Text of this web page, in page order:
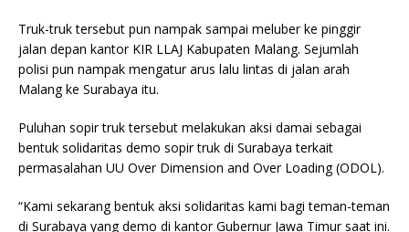
Truk-truk tersebut pun nampak sampai meluber ke pinggir
jalan depan kantor KIR LLAJ Kabupaten Malang. Sejumlah
polisi pun nampak mengatur arus lalu lintas di jalan arah
Malang ke Surabaya itu.
Puluhan sopir truk tersebut melakukan aksi damai sebagai
bentuk solidaritas demo sopir truk di Surabaya terkait
permasalahan UU Over Dimension and Over Loading (ODOL).
“Kami sekarang bentuk aksi solidaritas kami bagi teman-teman
di Surabaya yang demo di kantor Gubernur Jawa Timur saat ini.